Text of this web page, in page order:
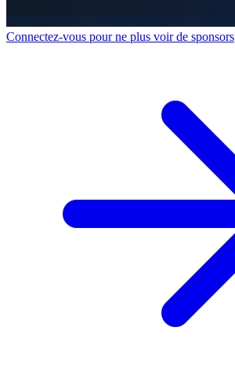
Connectez-vous pour ne plus voir de sponsors